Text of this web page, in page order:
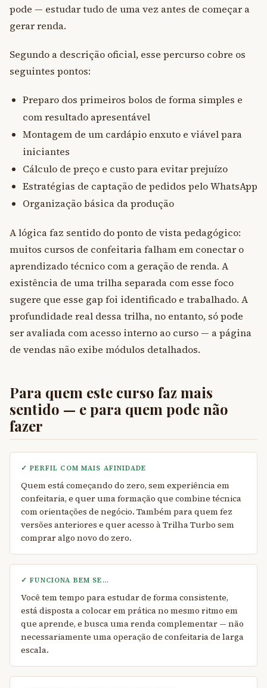
pode — estudar tudo de uma vez antes de começar a
gerar renda.
Segundo a descrição oficial, esse percurso cobre os
seguintes pontos:
Preparo dos primeiros bolos de forma simples e
com resultado apresentável
Montagem de um cardápio enxuto e viável para
iniciantes
Cálculo de preço e custo para evitar prejuízo
Estratégias de captação de pedidos pelo WhatsApp
Organização básica da produção
A lógica faz sentido do ponto de vista pedagógico:
muitos cursos de confeitaria falham em conectar o
aprendizado técnico com a geração de renda. A
existência de uma trilha separada com esse foco
sugere que esse gap foi identificado e trabalhado. A
profundidade real dessa trilha, no entanto, só pode
ser avaliada com acesso interno ao curso — a página
de vendas não exibe módulos detalhados.
Para quem este curso faz mais
sentido — e para quem pode não
fazer
✓ PERFIL COM MAIS AFINIDADE
Quem está começando do zero, sem experiência em
confeitaria, e quer uma formação que combine técnica
com orientações de negócio. Também para quem fez
versões anteriores e quer acesso à Trilha Turbo sem
comprar algo novo do zero.
✓ FUNCIONA BEM SE…
Você tem tempo para estudar de forma consistente,
está disposta a colocar em prática no mesmo ritmo em
que aprende, e busca uma renda complementar — não
necessariamente uma operação de confeitaria de larga
escala.